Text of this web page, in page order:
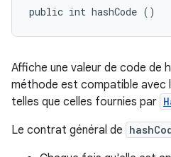
public int hashCode ()
Affiche une valeur de code de
méthode est compatible avec
telles que celles fournies par
Le contrat général de